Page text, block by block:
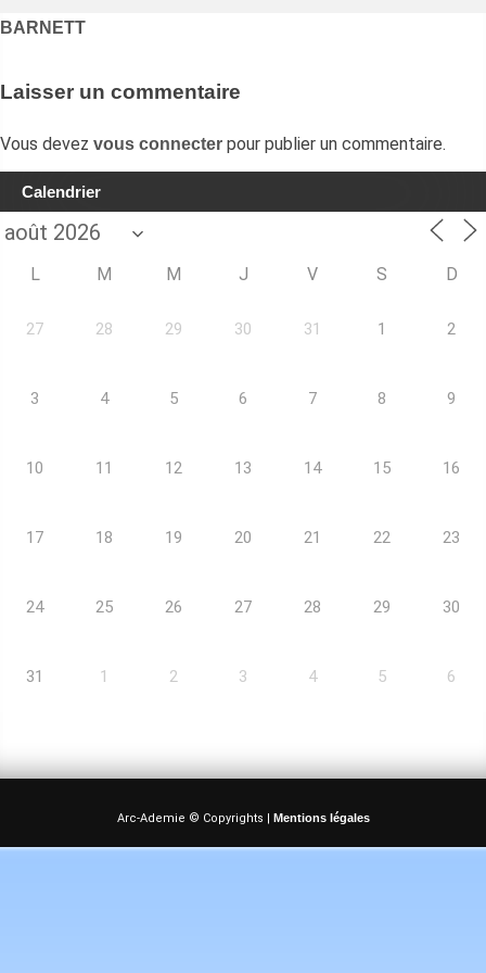
Navigation
l’article
BARNETT
Laisser un commentaire
Vous devez vous connecter pour publier un commentaire.
Calendrier
L M M J V S D
27 28 29 30 31 1 2
3 4 5 6 7 8 9
10 11 12 13 14 15 16
17 18 19 20 21 22 23
24 25 26 27 28 29 30
31 1 2 3 4 5 6
Arc-Ademie © Copyrights | Mentions légales